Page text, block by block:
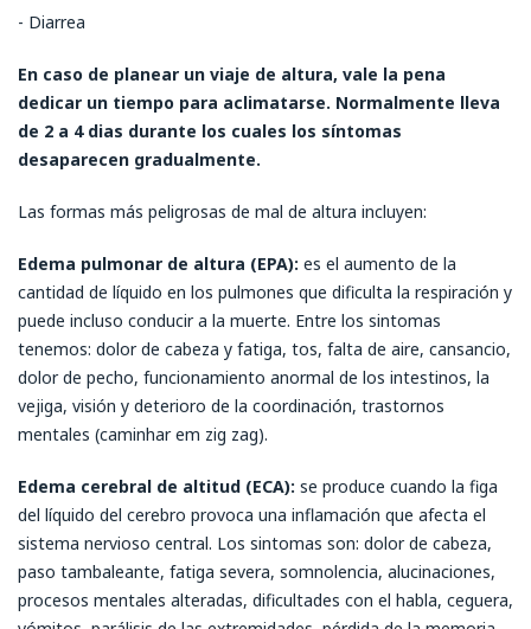
- Diarrea
En caso de planear un viaje de altura, vale la pena
dedicar un tiempo para aclimatarse. Normalmente lleva
de 2 a 4 dias durante los cuales los síntomas
desaparecen gradualmente.
Las formas más peligrosas de mal de altura incluyen:
Edema pulmonar de altura (EPA): es el aumento de la
cantidad de líquido en los pulmones que dificulta la respiración y
puede incluso conducir a la muerte. Entre los sintomas
tenemos: dolor de cabeza y fatiga, tos, falta de aire, cansancio,
dolor de pecho, funcionamiento anormal de los intestinos, la
vejiga, visión y deterioro de la coordinación, trastornos
mentales (caminhar em zig zag).
Edema cerebral de altitud (ECA): se produce cuando la figa
del líquido del cerebro provoca una inflamación que afecta el
sistema nervioso central. Los sintomas son: dolor de cabeza,
paso tambaleante, fatiga severa, somnolencia, alucinaciones,
procesos mentales alteradas, dificultades con el habla, ceguera,